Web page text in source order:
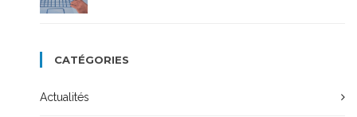
CATÉGORIES
Actualités